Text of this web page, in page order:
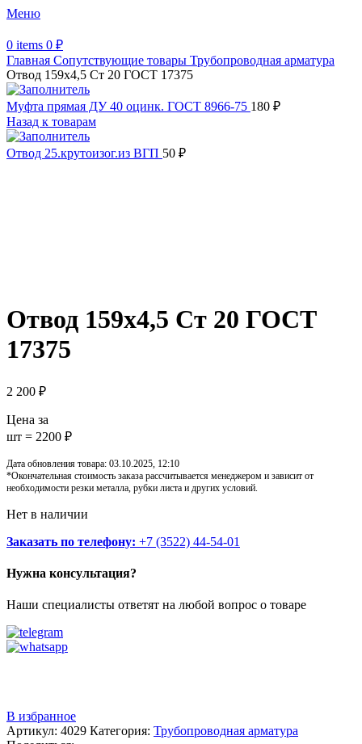
Меню
0 items 0 ₽
Главная Сопутствующие товары Трубопроводная арматура
Отвод 159х4,5 Ст 20 ГОСТ 17375
Муфта прямая ДУ 40 оцинк. ГОСТ 8966-75 180 ₽
Назад к товарам
Отвод 25.крутоизог.из ВГП 50 ₽
Отвод 159х4,5 Ст 20 ГОСТ
17375
2 200 ₽
Цена за
шт = 2200 ₽
Дата обновления товара: 03.10.2025, 12:10
*Окончательная стоимость заказа рассчитывается менеджером и зависит от
необходимости резки металла, рубки листа и других условий.
Нет в наличии
Заказать по телефону: +7 (3522) 44-54-01
Нужна консультация?
Наши специалисты ответят на любой вопрос о товаре
В избранное
Артикул: 4029 Категория: Трубопроводная арматура